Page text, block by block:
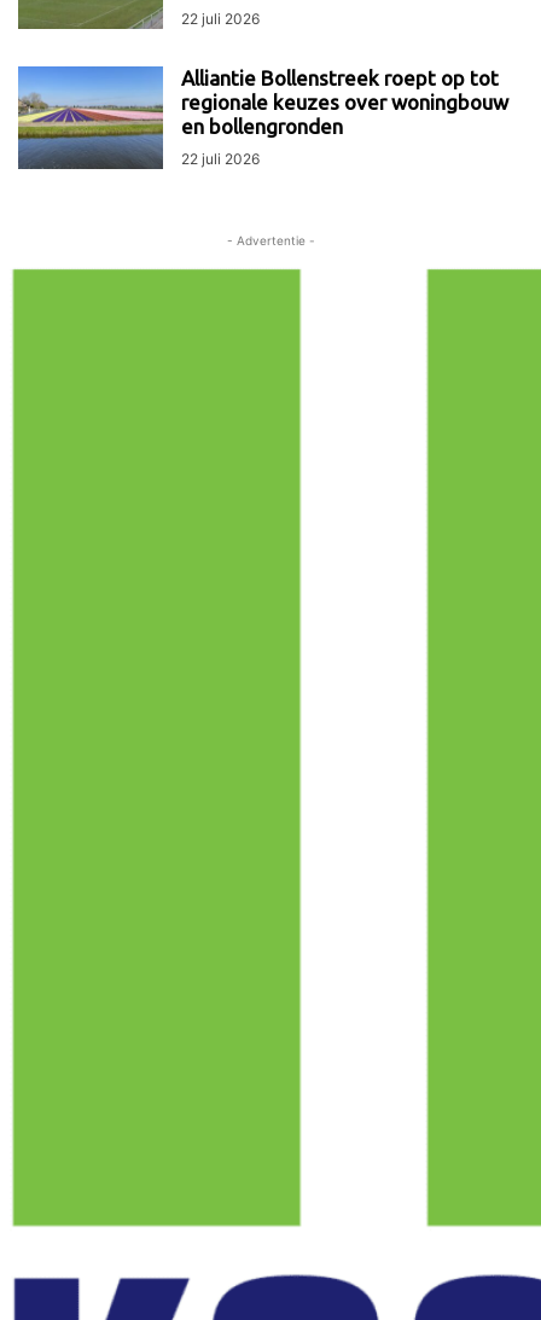
22 juli 2026
Alliantie Bollenstreek roept op tot
regionale keuzes over woningbouw
en bollengronden
22 juli 2026
- Advertentie -